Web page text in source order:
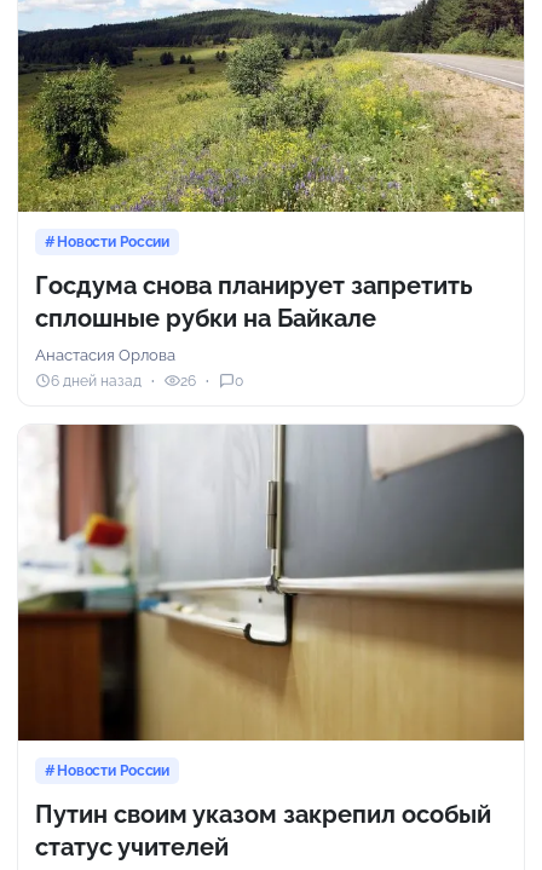
Новости России
Госдума снова планирует запретить
сплошные рубки на Байкале
Анастасия Орлова
6 дней назад 26 0
Новости России
Путин своим указом закрепил особый
статус учителей